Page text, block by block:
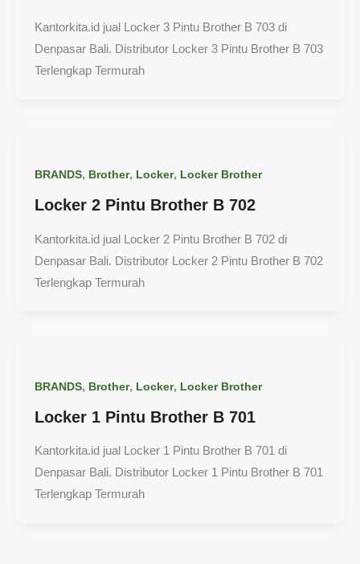
Kantorkita.id jual Locker 3 Pintu Brother B 703 di
Denpasar Bali. Distributor Locker 3 Pintu Brother B 703
Terlengkap Termurah
BRANDS, Brother, Locker, Locker Brother
Locker 2 Pintu Brother B 702
Kantorkita.id jual Locker 2 Pintu Brother B 702 di
Denpasar Bali. Distributor Locker 2 Pintu Brother B 702
Terlengkap Termurah
BRANDS, Brother, Locker, Locker Brother
Locker 1 Pintu Brother B 701
Kantorkita.id jual Locker 1 Pintu Brother B 701 di
Denpasar Bali. Distributor Locker 1 Pintu Brother B 701
Terlengkap Termurah